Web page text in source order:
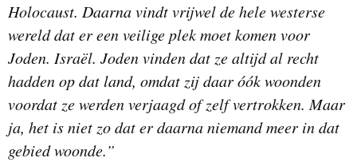
Holocaust. Daarna vindt vrijwel de hele westerse
wereld dat er een veilige plek moet komen voor
Joden. Israël. Joden vinden dat ze altijd al recht
hadden op dat land, omdat zij daar óók woonden
voordat ze werden verjaagd of zelf vertrokken. Maar
ja, het is niet zo dat er daarna niemand meer in dat
gebied woonde.”